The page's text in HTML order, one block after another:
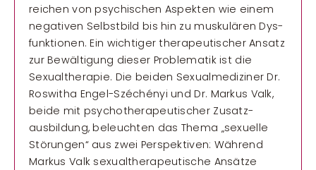
reichen von psychischen Aspekten wie einem
negativen Selbstbild bis hin zu muskulären Dys­
funktionen. Ein wichtiger therapeutischer Ansatz
zur Bewältigung dieser Problematik ist die
Sexual­therapie. Die beiden Sexual­mediziner Dr.
Roswitha Engel-Széchényi und Dr. Markus Valk,
beide mit psycho­therapeutischer Zusatz­
ausbildung, beleuchten das Thema „sexuelle
Störungen“ aus zwei Perspektiven: Während
Markus Valk sexual­therapeutische Ansätze